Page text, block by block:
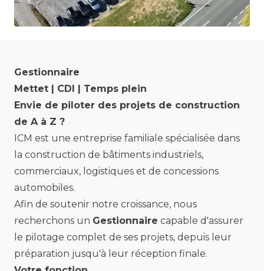
Gestionnaire
Mettet | CDI | Temps plein
Envie de piloter des projets de construction
de A à Z ?
ICM est une entreprise familiale spécialisée dans
la construction de bâtiments industriels,
commerciaux, logistiques et de concessions
automobiles.
Afin de soutenir notre croissance, nous
recherchons un Gestionnaire capable d'assurer
le pilotage complet de ses projets, depuis leur
préparation jusqu'à leur réception finale.